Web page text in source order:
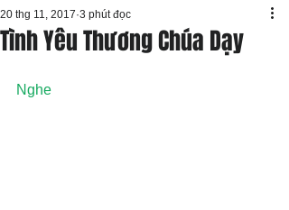
Tình Yêu Thương Chúa Dạy
20 thg 11, 2017 3 phút đọc
Nghe